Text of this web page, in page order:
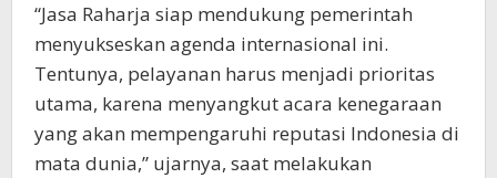
“Jasa Raharja siap mendukung pemerintah
menyukseskan agenda internasional ini.
Tentunya, pelayanan harus menjadi prioritas
utama, karena menyangkut acara kenegaraan
yang akan mempengaruhi reputasi Indonesia di
mata dunia,” ujarnya, saat melakukan